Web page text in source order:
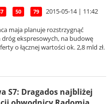
50 79 2015-05-14 | 11:42
maja planuje rozstrzygnąć
ekspresowych, na budowę
o łącznej wartości ok. 2,8 mld zł.
S7: Dragados najbliżej